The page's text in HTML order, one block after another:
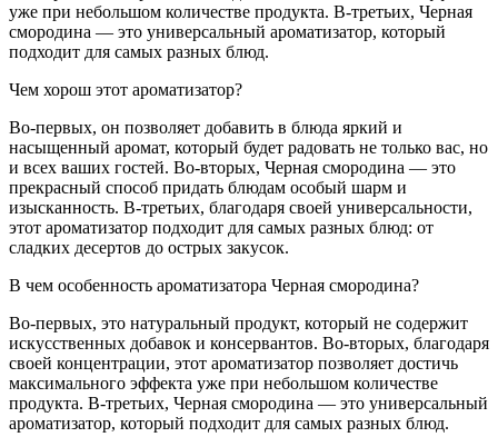
уже при небольшом количестве продукта. В-третьих, Черная
смородина — это универсальный ароматизатор, который
подходит для самых разных блюд.
Чем хорош этот ароматизатор?
Во-первых, он позволяет добавить в блюда яркий и
насыщенный аромат, который будет радовать не только вас, но
и всех ваших гостей. Во-вторых, Черная смородина — это
прекрасный способ придать блюдам особый шарм и
изысканность. В-третьих, благодаря своей универсальности,
этот ароматизатор подходит для самых разных блюд: от
сладких десертов до острых закусок.
В чем особенность ароматизатора Черная смородина?
Во-первых, это натуральный продукт, который не содержит
искусственных добавок и консервантов. Во-вторых, благодаря
своей концентрации, этот ароматизатор позволяет достичь
максимального эффекта уже при небольшом количестве
продукта. В-третьих, Черная смородина — это универсальный
ароматизатор, который подходит для самых разных блюд.